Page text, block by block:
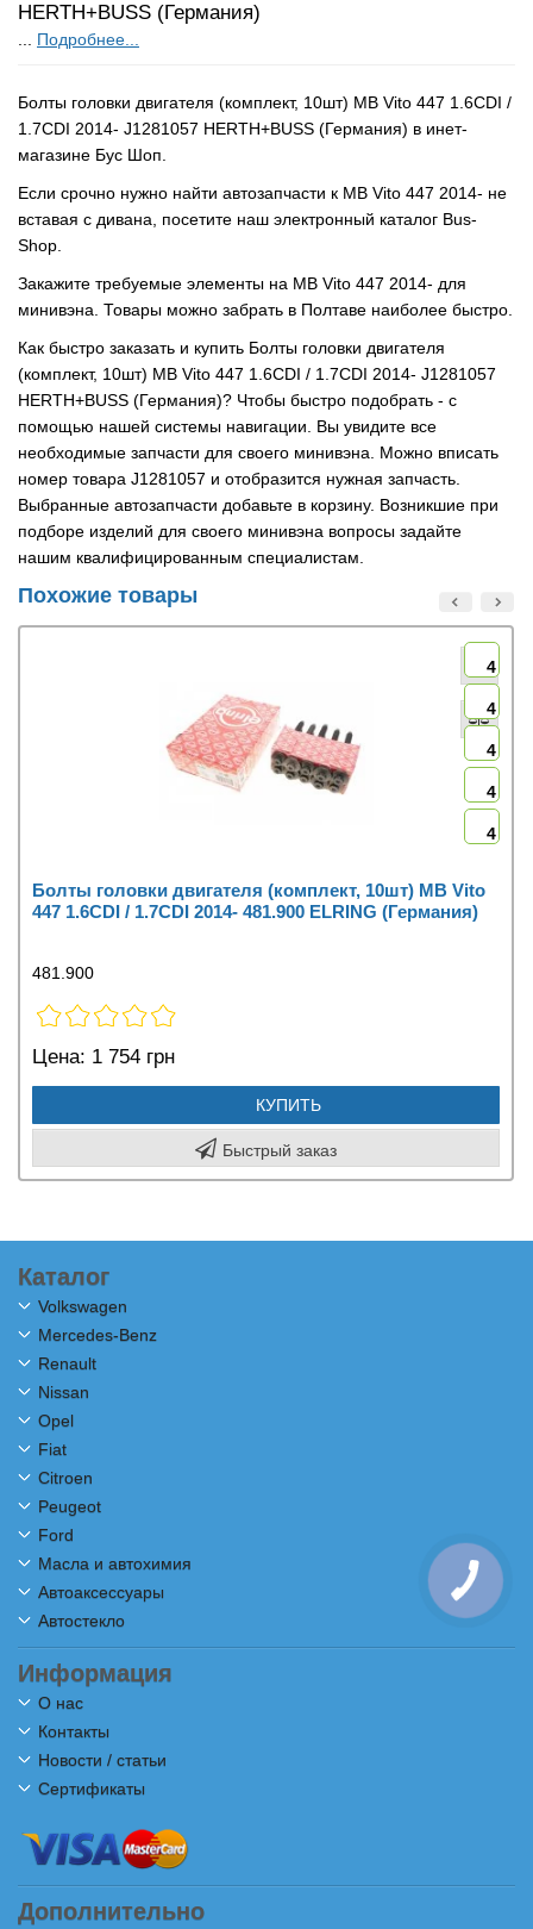
HERTH+BUSS (Германия)
Подробнее...
Болты головки двигателя (комплект, 10шт) MB Vito 447 1.6CDI /
1.7CDI 2014- J1281057 HERTH+BUSS (Германия) в инет-
магазине Бус Шоп.
Если срочно нужно найти автозапчасти к MB Vito 447 2014- не
вставая с дивана, посетите наш электронный каталог Bus-
Shop.
Закажите требуемые элементы на MB Vito 447 2014- для
минивэна. Товары можно забрать в Полтаве наиболее быстро.
Как быстро заказать и купить Болты головки двигателя
(комплект, 10шт) MB Vito 447 1.6CDI / 1.7CDI 2014- J1281057
HERTH+BUSS (Германия)? Чтобы быстро подобрать - с
помощью нашей системы навигации. Вы увидите все
необходимые запчасти для своего минивэна. Можно вписать
номер товара J1281057 и отобразится нужная запчасть.
Выбранные автозапчасти добавьте в корзину. Возникшие при
подборе изделий для своего минивэна вопросы задайте
нашим квалифицированным специалистам.
Похожие товары
4
4
4
4
4
Болты головки двигателя (комплект, 10шт) MB Vito
447 1.6CDI / 1.7CDI 2014- 481.900 ELRING (Германия)
481.900
Цена: 1 754 грн
КУПИТЬ
Быстрый заказ
Каталог
Volkswagen
Mercedes-Benz
Renault
Nissan
Opel
Fiat
Citroen
Peugeot
Ford
Масла и автохимия
Автоаксессуары
Автостекло
Информация
О нас
Контакты
Новости / статьи
Сертификаты
Дополнительно